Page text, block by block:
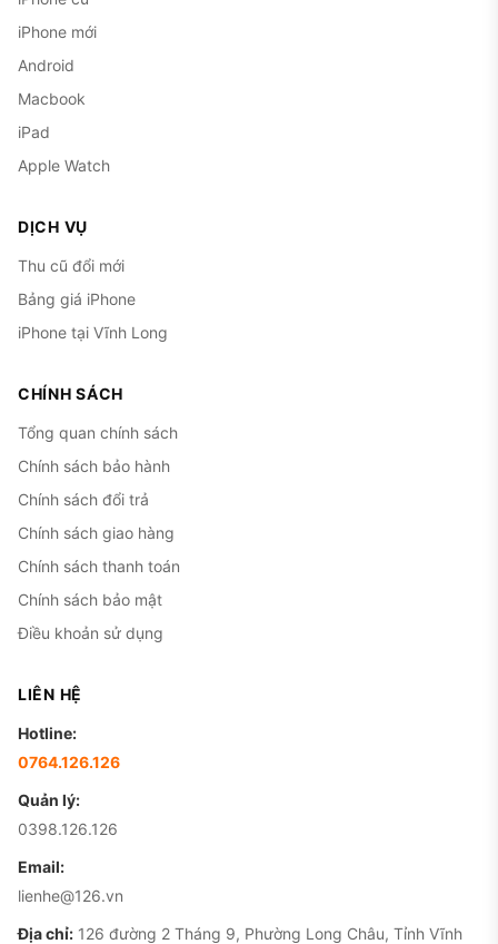
iPhone mới
Android
Macbook
iPad
Apple Watch
DỊCH VỤ
Thu cũ đổi mới
Bảng giá iPhone
iPhone tại Vĩnh Long
CHÍNH SÁCH
Tổng quan chính sách
Chính sách bảo hành
Chính sách đổi trả
Chính sách giao hàng
Chính sách thanh toán
Chính sách bảo mật
Điều khoản sử dụng
LIÊN HỆ
Hotline:
0764.126.126
Quản lý:
0398.126.126
Email:
lienhe@126.vn
Địa chỉ: 126 đường 2 Tháng 9, Phường Long Châu, Tỉnh Vĩnh